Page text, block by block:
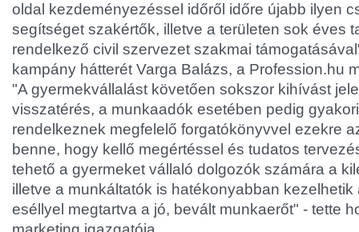
oldal kezdeményezéssel időről időre újabb ilyen
segítséget szakértők, illetve a területen sok éves
rendelkező civil szervezet szakmai
kampány hátterét Varga Balázs, a Profession.hu
"A gyermekvállalást követően sokszor kihívást
visszatérés, a munkaadók esetében pedig
rendelkeznek megfelelő forgatókönyvvel ezekre
benne, hogy kellő megértéssel és tudatos
tehető a gyermeket vállaló dolgozók számára a
illetve a munkáltatók is hatékonyabban
eséllyel megtartva a jó, bevált munkaerőt" - tette